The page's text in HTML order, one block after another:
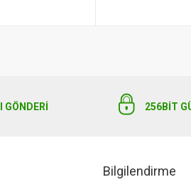
GÖNDERI 256BIT
Bilgilendirme